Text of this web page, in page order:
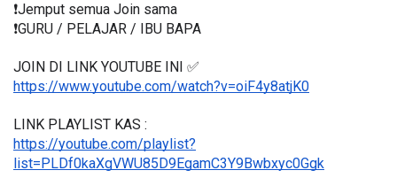
❗️Jemput semua Join sama
❗️GURU / PELAJAR / IBU BAPA
JOIN DI LINK YOUTUBE INI ✅
https://www.youtube.com/watch?v=oiF4y8atjK0
LINK PLAYLIST KAS :
https://youtube.com/playlist?
list=PLDf0kaXgVWU85D9EgamC3Y9Bwbxyc0Ggk